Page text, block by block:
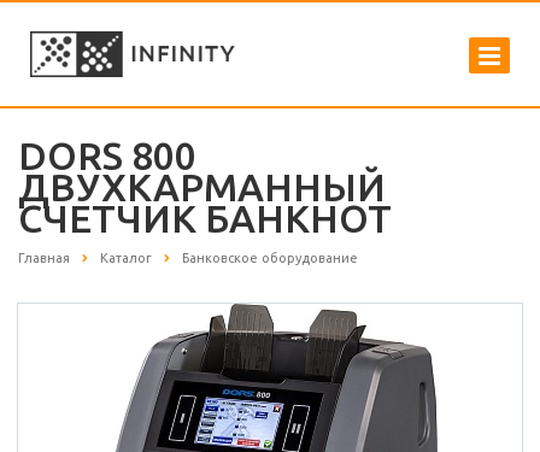
DORS 800
ДВУХКАРМАННЫЙ
СЧЕТЧИК БАНКНОТ
Главная Каталог Банковское оборудование